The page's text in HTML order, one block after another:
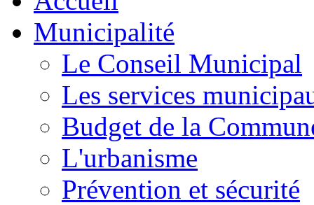
Municipalité
Le Conseil Municipal
Les services
Budget de la
L'urbanisme
Prévention et sécurité